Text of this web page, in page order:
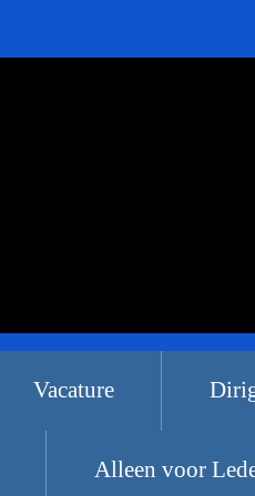
Vacature
Alleen voor